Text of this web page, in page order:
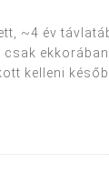
~4 év
ekkorában
kelleni